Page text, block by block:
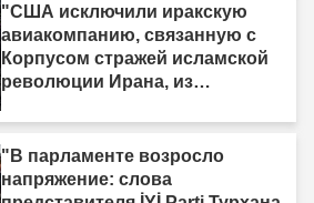
"США исключили иракскую
авиакомпанию, связанную с
Корпусом стражей исламской
революции Ирана, из
"В парламенте возросло
напряжение: слова